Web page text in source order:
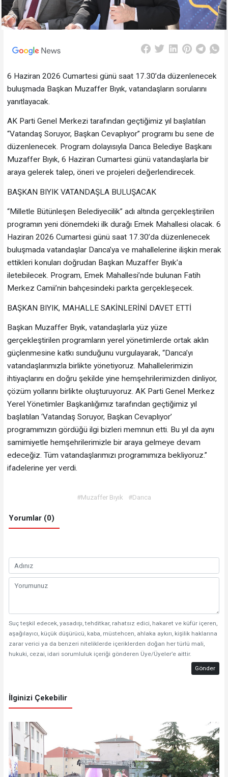
6 Haziran 2026 Cumartesi günü saat 17.30’da düzenlenecek
buluşmada Başkan Muzaffer Bıyık, vatandaşların sorularını
yanıtlayacak.
AK Parti Genel Merkezi tarafından geçtiğimiz yıl başlatılan
“Vatandaş Soruyor, Başkan Cevaplıyor” programı bu sene de
düzenlenecek. Program dolayısıyla Darıca Belediye Başkanı
Muzaffer Bıyık, 6 Haziran Cumartesi günü vatandaşlarla bir
araya gelerek talep, öneri ve projeleri değerlendirecek.
BAŞKAN BIYIK VATANDAŞLA BULUŞACAK
“Milletle Bütünleşen Belediyecilik” adı altında gerçekleştirilen
programın yeni dönemdeki ilk durağı Emek Mahallesi olacak. 6
Haziran 2026 Cumartesi günü saat 17.30’da düzenlenecek
buluşmada vatandaşlar Darıca’ya ve mahallelerine ilişkin merak
ettikleri konuları doğrudan Başkan Muzaffer Bıyık’a
iletebilecek. Program, Emek Mahallesi’nde bulunan Fatih
Merkez Camii’nin bahçesindeki parkta gerçekleşecek.
BAŞKAN BIYIK, MAHALLE SAKİNLERİNİ DAVET ETTİ
Başkan Muzaffer Bıyık, vatandaşlarla yüz yüze
gerçekleştirilen programların yerel yönetimlerde ortak aklın
güçlenmesine katkı sunduğunu vurgulayarak, “Darıca’yı
vatandaşlarımızla birlikte yönetiyoruz. Mahallelerimizin
ihtiyaçlarını en doğru şekilde yine hemşehrilerimizden dinliyor,
çözüm yollarını birlikte oluşturuyoruz. AK Parti Genel Merkez
Yerel Yönetimler Başkanlığımız tarafından geçtiğimiz yıl
başlatılan ‘Vatandaş Soruyor, Başkan Cevaplıyor’
programımızın gördüğü ilgi bizleri memnun etti. Bu yıl da aynı
samimiyetle hemşehrilerimizle bir araya gelmeye devam
edeceğiz. Tüm vatandaşlarımızı programımıza bekliyoruz.”
ifadelerine yer verdi.
#Muzaffer Bıyık #Darıca
Yorumlar (0)
Suç teşkil edecek, yasadışı, tehditkar, rahatsız edici, hakaret ve küfür içeren,
aşağılayıcı, küçük düşürücü, kaba, müstehcen, ahlaka aykırı, kişilik haklarına
zarar verici ya da benzeri niteliklerde içeriklerden doğan her türlü mali,
hukuki, cezai, idari sorumluluk içeriği gönderen Üye/Üyeler’e aittir.
Gönder
İlginizi Çekebilir